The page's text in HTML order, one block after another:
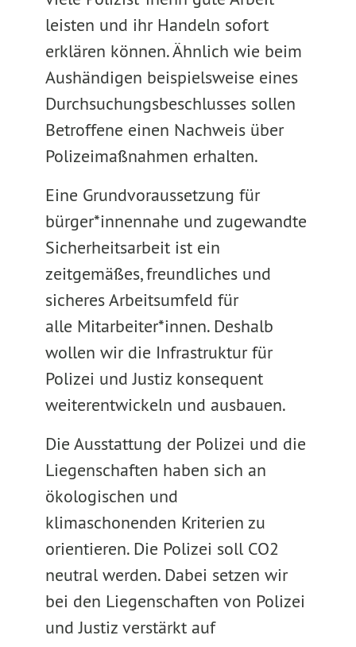
leisten und ihr Handeln sofort
erklären können. Ähnlich wie beim
Aushändigen beispielsweise eines
Durchsuchungsbeschlusses sollen
Betroffene einen Nachweis über
Polizeimaßnahmen erhalten.
Eine Grundvoraussetzung für
bürger*innennahe und zugewandte
Sicherheitsarbeit ist ein
zeitgemäßes, freundliches und
sicheres Arbeitsumfeld für
alle Mitarbeiter*innen. Deshalb
wollen wir die Infrastruktur für
Polizei und Justiz konsequent
weiterentwickeln und ausbauen.
Die Ausstattung der Polizei und die
Liegenschaften haben sich an
ökologischen und
klimaschonenden Kriterien zu
orientieren. Die Polizei soll CO2
neutral werden. Dabei setzen wir
bei den Liegenschaften von Polizei
und Justiz verstärkt auf